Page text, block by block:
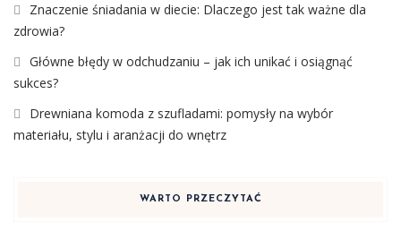
Znaczenie śniadania w diecie: Dlaczego jest tak ważne dla
zdrowia?
Główne błędy w odchudzaniu – jak ich unikać i osiągnąć
sukces?
Drewniana komoda z szufladami: pomysły na wybór
materiału, stylu i aranżacji do wnętrz
WARTO PRZECZYTAĆ